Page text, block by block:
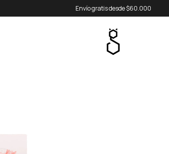
Envío gratis desde $60.000